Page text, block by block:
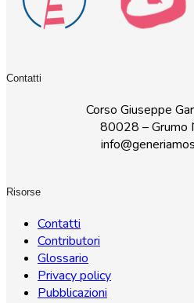
Contatti
Corso Giuseppe
80028 – Grumo
Risorse
Contatti
Contributori
Glossario
Privacy policy
Pubblicazioni